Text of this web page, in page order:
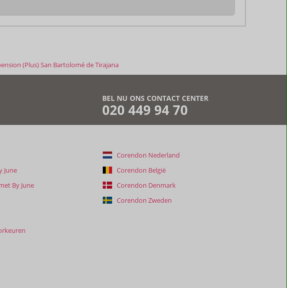
(Plus) San Bartolomé de Tirajana
BEL NU ONS CONTACT CENTER
020 449 94 70
June
By June
Corendon Nederland
Corendon België
Corendon Denmark
Corendon Zweden